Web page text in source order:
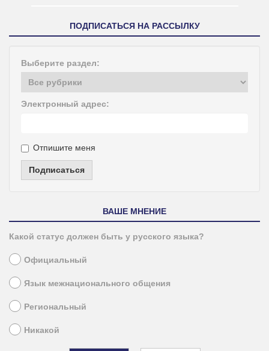
ПОДПИСАТЬСЯ НА РАССЫЛКУ
Выберите раздел:
Электронный адрес:
Отпишите меня
Подписаться
ВАШЕ МНЕНИЕ
Какой статус должен быть у русского языка?
Официальный
Язык межнационального общения
Региональный
Никакой